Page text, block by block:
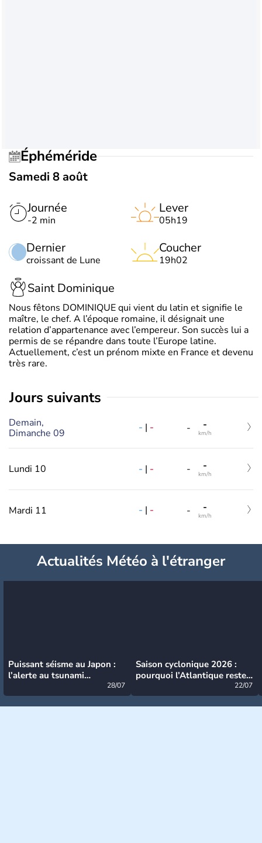
Éphéméride
Samedi 8 août
Journée
-2 min
Dernier
croissant de Lune
Lever
05h19
Coucher
19h02
Saint Dominique
Nous fêtons DOMINIQUE qui vient du latin et signifie le
maître, le chef. A l’époque romaine, il désignait une
relation d’appartenance avec l’empereur. Son succès lui a
permis de se répandre dans toute l’Europe latine.
Actuellement, c’est un prénom mixte en France et devenu
très rare.
jours suivants
Demain,
Dimanche 09
- | - - -
km/h
Lundi 10 - | - - -
km/h
Mardi 11 - | - - -
km/h
Actualités Météo à l'étranger
Puissant séisme au Japon :
l’alerte au tsunami
28/07
Saison cyclonique 2026 :
pourquoi l’Atlantique reste
22/07